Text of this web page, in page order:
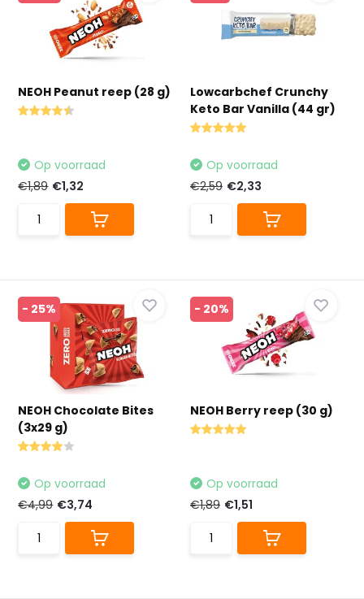
NEOH Peanut reep (28 g)
Op voorraad
€1,89 €1,32
Lowcarbchef Crunchy
Keto Bar Vanilla (44 gr)
Op voorraad
€2,59 €2,33
- 25%
NEOH Chocolate Bites
(3x29 g)
Op voorraad
€4,99 €3,74
- 20%
NEOH Berry reep (30 g)
Op voorraad
€1,89 €1,51